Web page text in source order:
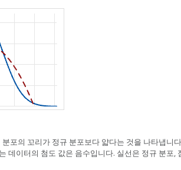
포의 꼬리가 정규 분포보다 얇다는 것을 나타냅니
데이터의 첨도 값은 음수입니다. 실선은 정규 분포,